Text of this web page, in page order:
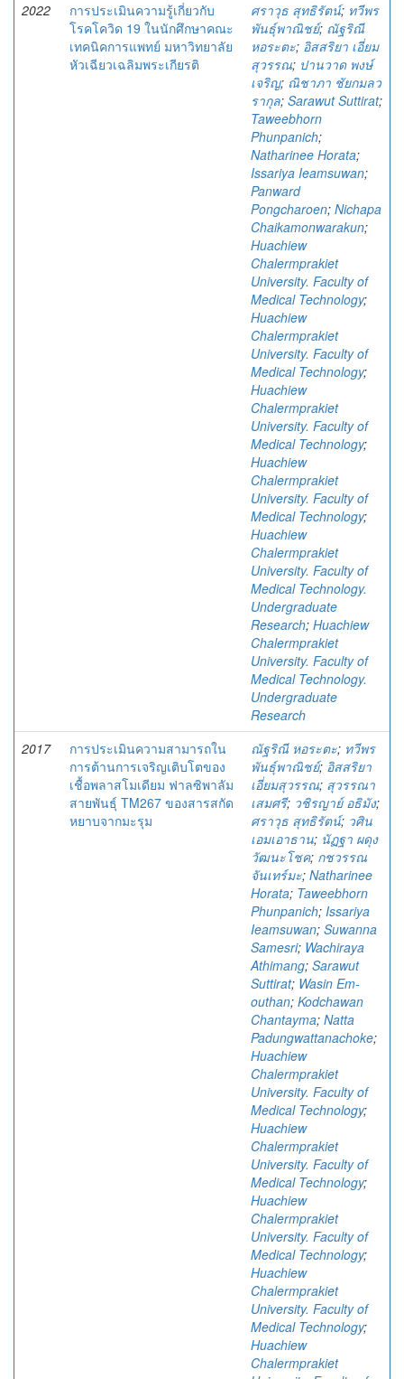
2022
การประเมินความรู้เกี่ยวกับ
โรคโควิด 19 ในนักศึกษาคณะ
เทคนิคการแพทย์ มหาวิทยาลัย
หัวเฉียวเฉลิมพระเกียรติ
ศราวุธ สุทธิรัตน์; ทวีพร
พันธุ์พาณิชย์; ณัฐริณี
หอระตะ; อิสสริยา เอี่ยม
สุวรรณ; ปานวาด พงษ์
เจริญ; ณิชาภา ชัยกมลว
รากุล; Sarawut Suttirat;
Taweebhorn
Phunpanich;
Natharinee Horata;
Issariya Ieamsuwan;
Panward
Pongcharoen; Nichapa
Chaikamonwarakun;
Huachiew
Chalermprakiet
University. Faculty of
Medical Technology;
Huachiew
Chalermprakiet
University. Faculty of
Medical Technology;
Huachiew
Chalermprakiet
University. Faculty of
Medical Technology;
Huachiew
Chalermprakiet
University. Faculty of
Medical Technology;
Huachiew
Chalermprakiet
University. Faculty of
Medical Technology.
Undergraduate
Research; Huachiew
Chalermprakiet
University. Faculty of
Medical Technology.
Undergraduate
Research
2017
การประเมินความสามารถใน
การต้านการเจริญเติบโตของ
เชื้อพลาสโมเดียม ฟาลซิพาลัม
สายพันธุ์ TM267 ของสารสกัด
หยาบจากมะรุม
ณัฐริณี หอระตะ; ทวีพร
พันธุ์พาณิชย์; อิสสริยา
เอี่ยมสุวรรณ; สุวรรณา
เสมศรี; วชิรญาย์ อธิมัง;
ศราวุธ สุทธิรัตน์; วศิน
เอมเอาธาน; นัฏฐา ผดุง
วัฒนะโชค; กชวรรณ
จันเทร์มะ; Natharinee
Horata; Taweebhorn
Phunpanich; Issariya
Ieamsuwan; Suwanna
Samesri; Wachiraya
Athimang; Sarawut
Suttirat; Wasin Em-
outhan; Kodchawan
Chantayma; Natta
Padungwattanachoke;
Huachiew
Chalermprakiet
University. Faculty of
Medical Technology;
Huachiew
Chalermprakiet
University. Faculty of
Medical Technology;
Huachiew
Chalermprakiet
University. Faculty of
Medical Technology;
Huachiew
Chalermprakiet
University. Faculty of
Medical Technology;
Huachiew
Chalermprakiet